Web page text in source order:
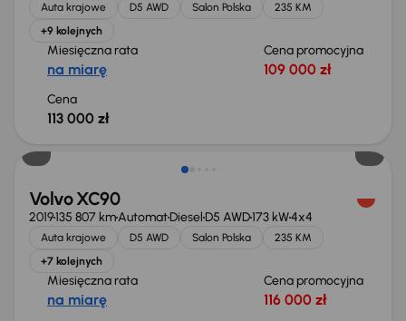
Auta krajowe D5 AWD Salon Polska
235 KM
+9 kolejnych
Miesięczna rata
na miarę
Cena promocyjna
109 000 zł
Cena
113 000 zł
Volvo XC90
2019135 807 kmAutomatDiesel D5 AWD173 kW4x4
Auta krajowe D5 AWD Salon Polska
235 KM
+7 kolejnych
Miesięczna rata
na miarę
Cena promocyjna
116 000 zł